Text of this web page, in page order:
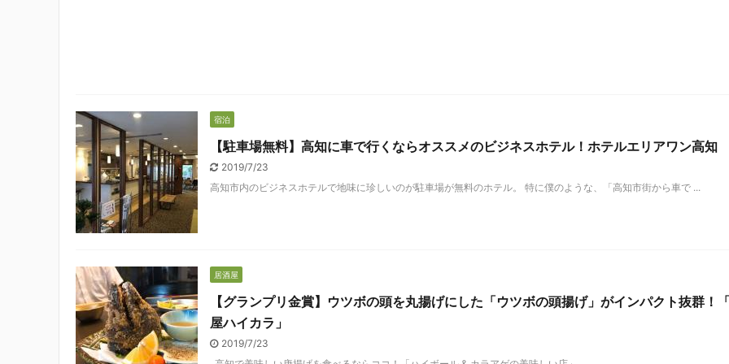
宿泊
【駐車場無料】高知に車で行くならオススメのビジネスホテル！ホテルエリアワン高知
2019/7/23
高知市内のビジネスホテルで地味に珍しいのが駐車場が無料のホテル。 特に僕のような、「高知市街から車で ...
居酒屋
【グランプリ金賞】ウツボの頭を丸揚げにした「ウツボの頭揚げ」がインパクト抜群！
屋ハイカラ」
2019/7/23